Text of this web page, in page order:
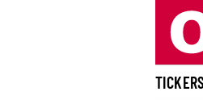
TICKER